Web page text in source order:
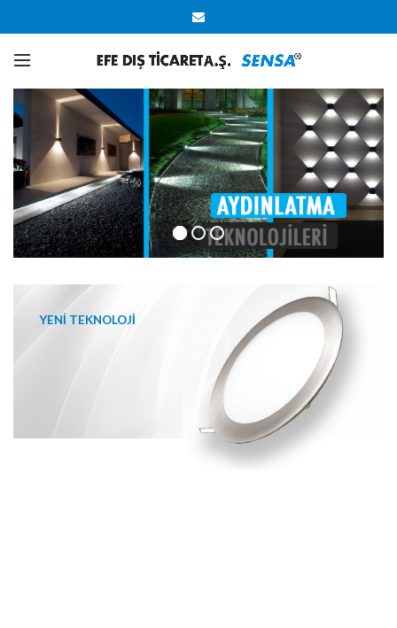
YENİ TEKNOLOJİ